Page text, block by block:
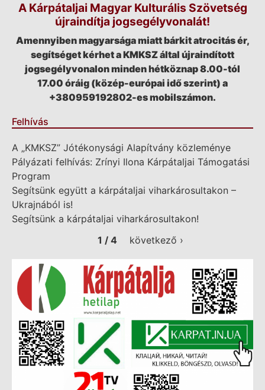
A Kárpátaljai Magyar Kulturális Szövetség
újraindítja jogsegélyvonalát!
Amennyiben magyarsága miatt bárkit atrocitás ér,
segítséget kérhet a KMKSZ által újraindított
jogsegélyvonalon minden hétköznap 8.00-tól
17.00 óráig (közép-európai idő szerint) a
+380959192802-es mobilszámon.
Felhívás
A „KMKSZ” Jótékonysági Alapítvány közleménye
Pályázati felhívás: Zrínyi Ilona Kárpátaljai Támogatási
Program
Segítsünk együtt a kárpátaljai viharkárosultakon –
Ukrajnából is!
Segítsünk a kárpátaljai viharkárosultakon!
1 / 4
következő ›